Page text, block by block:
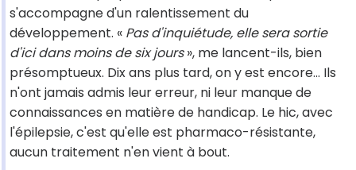
s'accompagne d'un ralentissement du
développement. « Pas d'inquiétude, elle sera sortie
d'ici dans moins de six jours», me lancent-ils, bien
présomptueux. Dix ans plus tard, on y est encore... Ils
n'ont jamais admis leur erreur, ni leur manque de
connaissances en matière de handicap. Le hic, avec
l'épilepsie, c'est qu'elle est pharmaco-résistante,
aucun traitement n'en vient à bout.